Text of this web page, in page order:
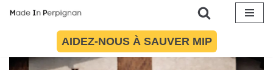
contenu
AIDEZ-NOUS À SAUVER MIP
Histoire